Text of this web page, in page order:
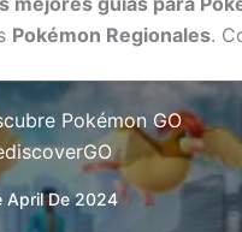
Pokémon Regionales.
Pokémon GO
April De 2024